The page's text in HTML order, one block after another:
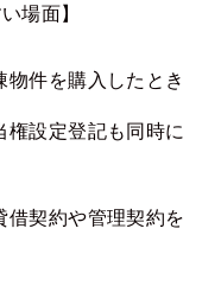
場面】
件を購入したとき
権設定登記も同時に
借契約や管理契約を